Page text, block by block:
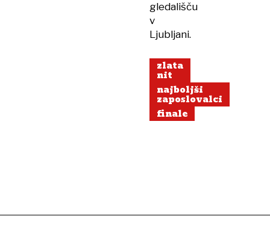
gledališču
v
Ljubljani.
zlata
nit
najboljši
zaposlovalci
finale